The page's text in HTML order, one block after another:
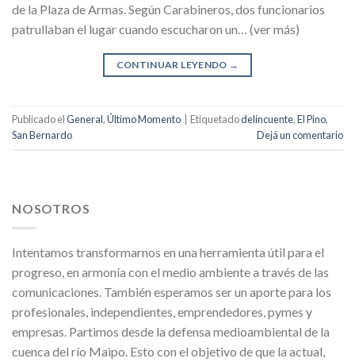
de la Plaza de Armas. Según Carabineros, dos funcionarios
patrullaban el lugar cuando escucharon un… (ver más)
CONTINUAR LEYENDO →
Publicado elGeneral,Último Momento Etiquetadodelincuente,El Pino,
San Bernardo
Dejá un comentario
NOSOTROS
Intentamos transformarnos en una herramienta útil para el
progreso, en armonía con el medio ambiente a través de las
comunicaciones. También esperamos ser un aporte para los
profesionales, independientes, emprendedores, pymes y
empresas. Partimos desde la defensa medioambiental de la
cuenca del río Maipo. Esto con el objetivo de que la actual,